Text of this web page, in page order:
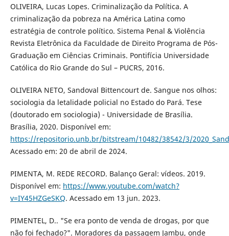
OLIVEIRA, Lucas Lopes. Criminalização da Política. A
criminalização da pobreza na América Latina como
estratégia de controle político. Sistema Penal & Violência
Revista Eletrônica da Faculdade de Direito Programa de Pós-
Graduação em Ciências Criminais. Pontifícia Universidade
Católica do Rio Grande do Sul – PUCRS, 2016.
OLIVEIRA NETO, Sandoval Bittencourt de. Sangue nos olhos:
sociologia da letalidade policial no Estado do Pará. Tese
(doutorado em sociologia) - Universidade de Brasília.
Brasília, 2020. Disponível em:
https://repositorio.unb.br/bitstream/10482/38542/3/
Acessado em: 20 de abril de 2024.
PIMENTA, M. REDE RECORD. Balanço Geral: vídeos. 2019.
Disponível em: https://www.youtube.com/watch?
v=IY45HZGeSKQ. Acessado em 13 jun. 2023.
PIMENTEL, D.. "Se era ponto de venda de drogas, por que
não foi fechado?". Moradores da passagem Jambu, onde